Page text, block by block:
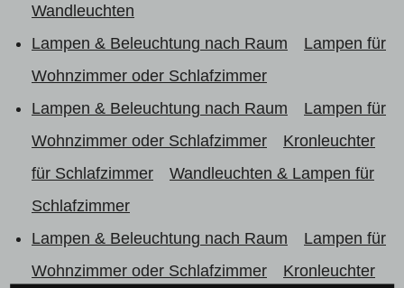
Wandleuchten
Lampen & Beleuchtung nach Raum
Lampen für
Wohnzimmer oder Schlafzimmer
Lampen & Beleuchtung nach Raum
Lampen für
Wohnzimmer oder Schlafzimmer
Kronleuchter
für Schlafzimmer
Wandleuchten & Lampen für
Schlafzimmer
Lampen & Beleuchtung nach Raum
Lampen für
Wohnzimmer oder Schlafzimmer
Kronleuchter